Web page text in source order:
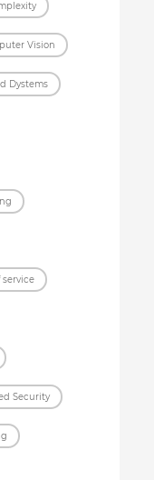
Vision
Dystems
service
Security